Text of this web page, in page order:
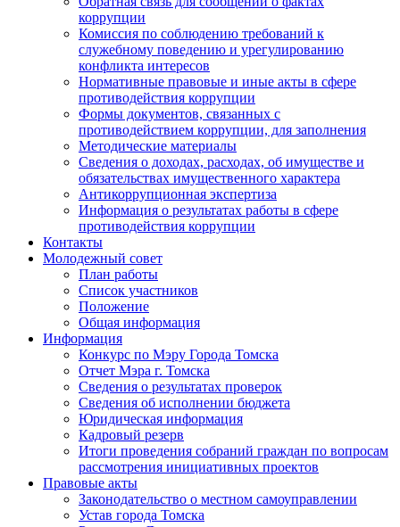
коррупции
Комиссия по соблюдению требований к
служебному поведению и урегулированию
конфликта интересов
Нормативные правовые и иные акты в сфере
противодействия коррупции
Формы документов, связанных с
противодействием коррупции, для заполнения
Методические материалы
Сведения о доходах, расходах, об имуществе и
обязательствах имущественного характера
Антикоррупционная экспертиза
Информация о результатах работы в сфере
противодействия коррупции
Контакты
Молодежный совет
План работы
Список участников
Положение
Общая информация
Информация
Конкурс по Мэру Города Томска
Отчет Мэра г. Томска
Сведения о результатах проверок
Сведения об исполнении бюджета
Юридическая информация
Кадровый резерв
Итоги проведения собраний граждан по вопросам
рассмотрения инициативных проектов
Правовые акты
Законодательство о местном самоуправлении
Устав города Томска